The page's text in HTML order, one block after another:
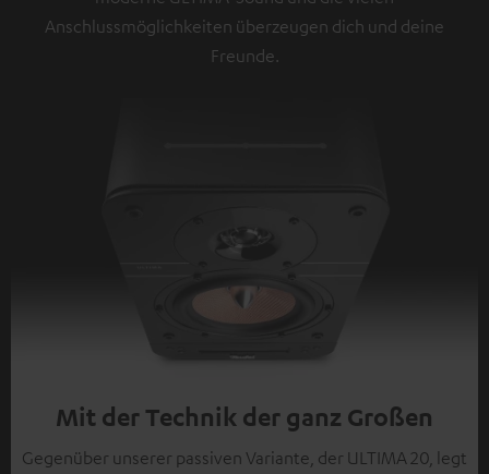
Anschlussmöglichkeiten überzeugen dich und deine
Freunde.
Mit der Technik der ganz Großen
Gegenüber unserer passiven Variante, der ULTIMA 20, legt